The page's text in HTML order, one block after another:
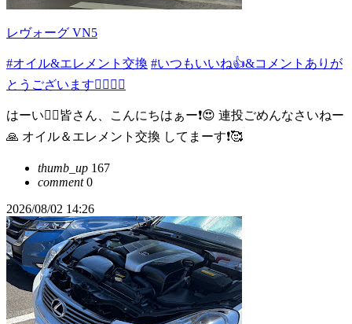
レヴォーグ VN5
#オイル&エレメント交換 #いつもいいね👍&コメントありが
とうございます🙇🏻‍♂️✨
はーい🙋‍♂️皆さん、こんにちはぁー❗️😍 連投ごめんなさいねー
🙏 オイル＆エレメント交換 してまーす❗️🥰
thumb_up 167
comment0
2026/08/02 14:26